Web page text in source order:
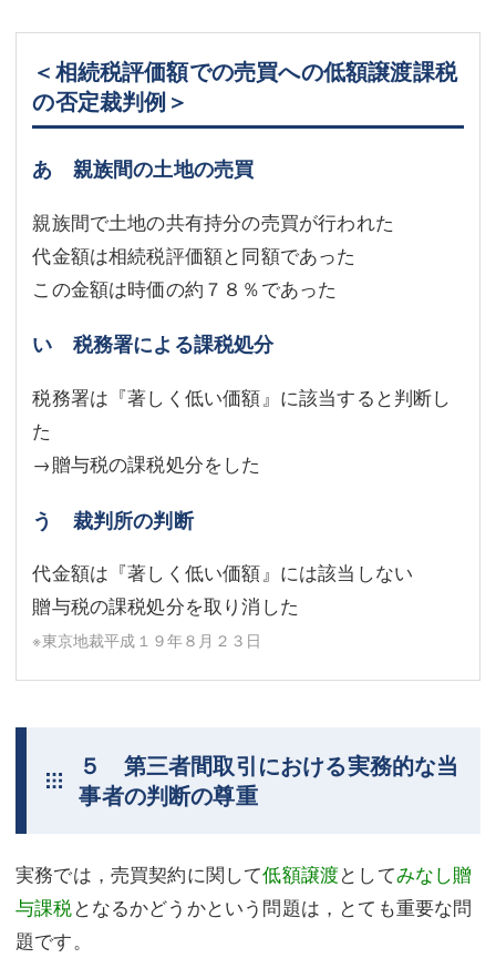
＜相続税評価額での売買への低額譲渡課税
の否定裁判例＞
あ 親族間の土地の売買
親族間で土地の共有持分の売買が行われた
代金額は相続税評価額と同額であった
この金額は時価の約７８％であった
い 税務署による課税処分
税務署は『著しく低い価額』に該当すると判断し
た
→贈与税の課税処分をした
う 裁判所の判断
代金額は『著しく低い価額』には該当しない
贈与税の課税処分を取り消した
※東京地裁平成１９年８月２３日
５ 第三者間取引における実務的な当
事者の判断の尊重
実務では，売買契約に関して低額譲渡としてみなし贈
与課税となるかどうかという問題は，とても重要な問
題です。